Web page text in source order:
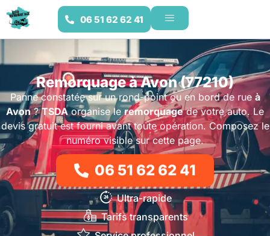
06 51 62 62 41
Remorquage à Avon (77210)
Panne constatée sur un rond-point ou en bord de rue à
Avon?TSDAorganise leremorquagede votre auto. Le
devis gratuit est fourni avant toute opération. Composez le
numéro visible sur cette page.
06 51 62 62 41
Ultra-rapide
Tarifs transparents